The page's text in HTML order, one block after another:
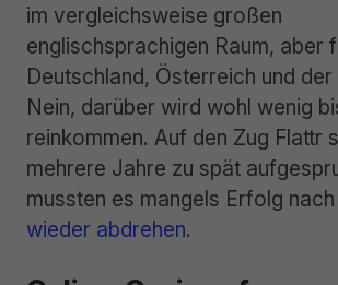
im vergleichsweise großen
englischsprachigen Raum, aber
Deutschland, Österreich und
Nein, darüber wird wohl wenig
reinkommen. Auf den Zug Flattr
mehrere Jahre zu spät
mussten es mangels Erfolg
wieder abdrehen.